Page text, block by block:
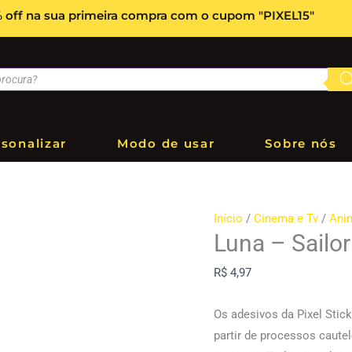
off na sua primeira compra com o cupom "PIXEL15"
Modo de usar Sobre nós
Início / Cinema e Tv /
Luna –
R$ 4,97
Os adesivos da Pixel
partir de processos
Luna
-
Moon